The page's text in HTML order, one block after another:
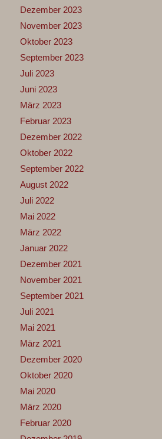
Dezember 2023
November 2023
Oktober 2023
September 2023
Juli 2023
Juni 2023
März 2023
Februar 2023
Dezember 2022
Oktober 2022
September 2022
August 2022
Juli 2022
Mai 2022
März 2022
Januar 2022
Dezember 2021
November 2021
September 2021
Juli 2021
Mai 2021
März 2021
Dezember 2020
Oktober 2020
Mai 2020
März 2020
Februar 2020